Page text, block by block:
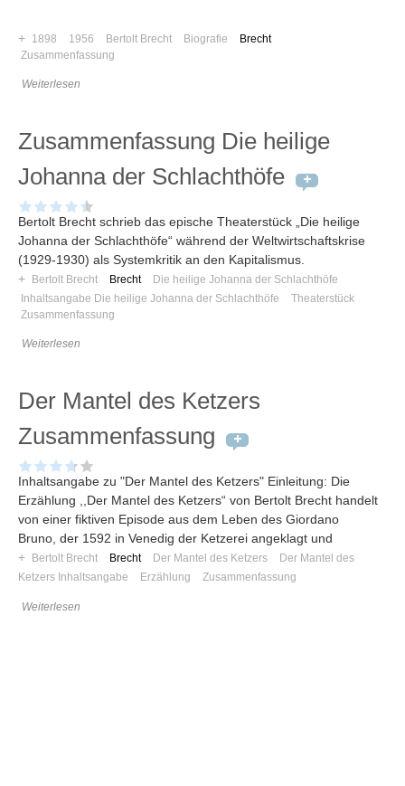
News
Foren
Kontaktieren
Umfragen
Letzte Beiträge
Aktive Forenbeiträge
Dies ist das Forum um neue Funktionen und Information zu Wünschen
Regeln (Bitte vor dem posten lesen)
+ 1898 1956 Bertolt Brecht Biografie
Brecht
Zusammenfassung
Weiterlesen
Zusammenfassung Die heilige
Johanna der Schlachthöfe
Bertolt Brecht schrieb das epische Theaterstück „Die heilige
Johanna der Schlachthöfe“ während der Weltwirtschaftskrise
(1929-1930) als Systemkritik an den Kapitalismus.
+
Bertolt Brecht Brecht
Die heilige Johanna der Schlachthöfe
Inhaltsangabe Die heilige Johanna der Schlachthöfe
Theaterstück
Zusammenfassung
Weiterlesen
Der Mantel des Ketzers
Zusammenfassung
Inhaltsangabe zu "Der Mantel des Ketzers" Einleitung: Die
Erzählung ,,Der Mantel des Ketzers“ von Bertolt Brecht handelt
von einer fiktiven Episode aus dem Leben des Giordano
Bruno, der 1592 in Venedig der Ketzerei angeklagt und
+
Bertolt Brecht Brecht Der Mantel des Ketzers
Der Mantel des
Ketzers Inhaltsangabe
Erzählung Zusammenfassung
Weiterlesen